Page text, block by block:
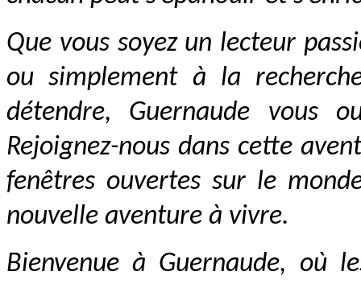
Que vous soyez un lecteur
ou simplement à la
détendre, Guernaude vous
Rejoignez-nous dans cette
fenêtres ouvertes sur le
nouvelle aventure à vivre.
Bienvenue à Guernaude, où